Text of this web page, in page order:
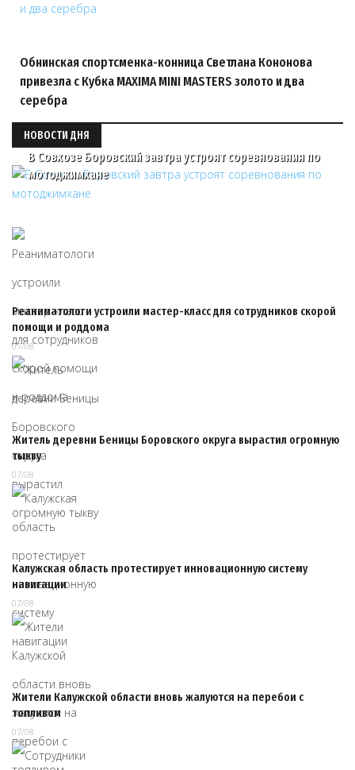
Обнинская спортсменка-конница Светлана Кононова
привезла с Кубка MAXIMA MINI MASTERS золото и два
серебра
НОВОСТИ ДНЯ
В Совхозе Боровский завтра устроят соревнования по
мотоджимхане
Реаниматологи устроили мастер-класс для сотрудников скорой
помощи и роддома
07/08
Житель деревни Беницы Боровского округа вырастил огромную
тыкву
07/08
Калужская область протестирует инновационную систему
навигации
07/08
Жители Калужской области вновь жалуются на перебои с
топливом
07/08